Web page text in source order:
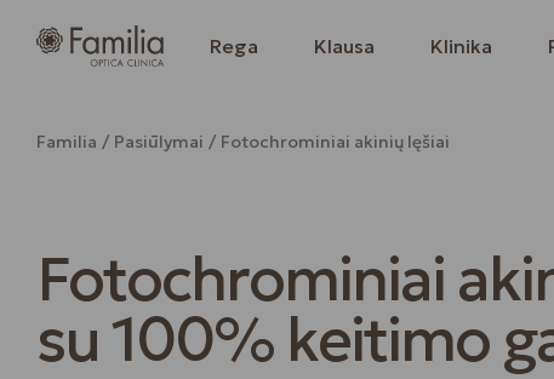
Rega Klausa Klinika
Familia Pasiūlymai Fotochrominiai akinių lęšiai
Fotochrominiai
su 100% keitimo